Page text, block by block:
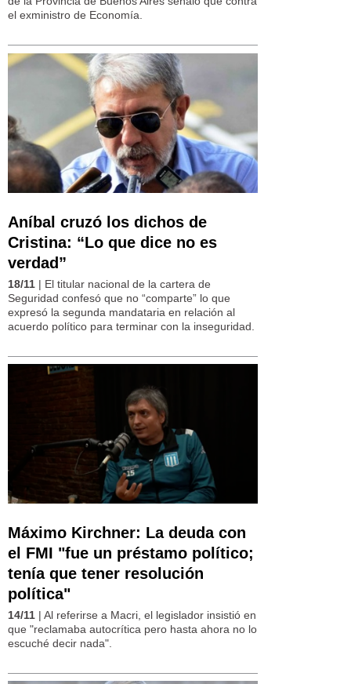
el exministro de Economía.
Aníbal cruzó los dichos de
Cristina: “Lo que dice no es
verdad”
18/11 | El titular nacional de la cartera de
Seguridad confesó que no “comparte” lo que
expresó la segunda mandataria en relación al
acuerdo político para terminar con la inseguridad.
Máximo Kirchner: La deuda con
el FMI "fue un préstamo político;
tenía que tener resolución
política"
14/11 | Al referirse a Macri, el legislador insistió en
que "reclamaba autocrítica pero hasta ahora no lo
escuché decir nada".